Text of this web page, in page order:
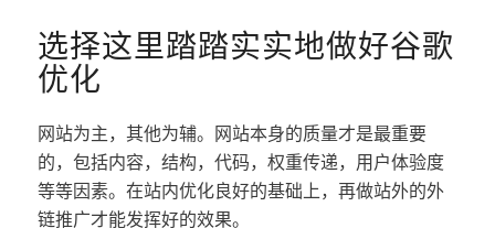
选择这里踏踏实实地做好谷歌
优化
网站为主，其他为辅。网站本身的质量才是最重要
的，包括内容，结构，代码，权重传递，用户体验度
等等因素。在站内优化良好的基础上，再做站外的外
链推广才能发挥好的效果。